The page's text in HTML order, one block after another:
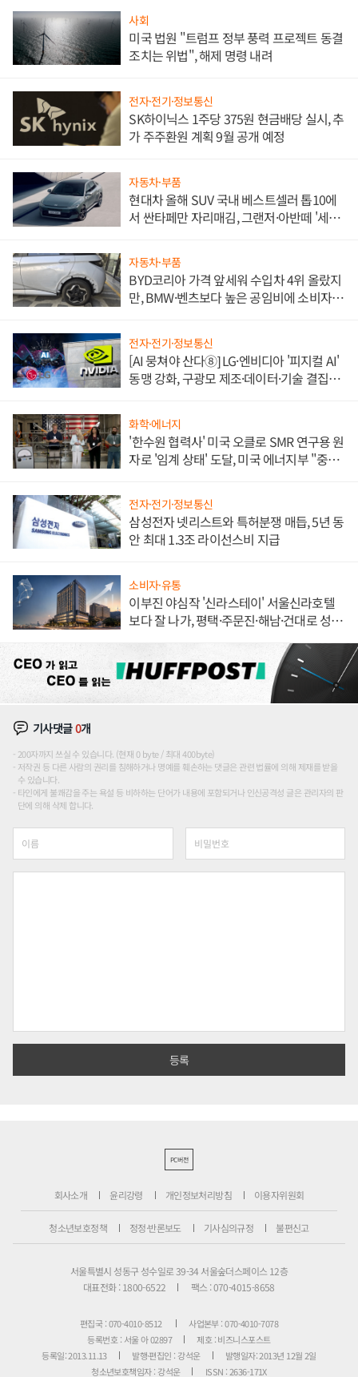
사회
미국 법원 "트럼프 정부 풍력 프로젝트 동결
조치는 위법", 해제 명령 내려
전자·전기·정보통신
SK하이닉스 1주당 375원 현금배당 실시, 추
가 주주환원 계획 9월 공개 예정
자동차·부품
현대차 올해 SUV 국내 베스트셀러 톱10에
서 싼타페만 자리매김, 그랜저·아반떼 '세단
자동차·부품
BYD코리아 가격 앞세워 수입차 4위 올랐지
만, BMW·벤츠보다 높은 공임비에 소비자
전자·전기·정보통신
[AI 뭉쳐야 산다⑧] LG·엔비디아 '피지컬 AI'
동맹 강화, 구광모 제조·데이터·기술 결집
화학·에너지
'한수원 협력사' 미국 오클로 SMR 연구용 원
자로 '임계 상태' 도달, 미국 에너지부 "중요
전자·전기·정보통신
삼성전자 넷리스트와 특허분쟁 매듭, 5년 동
안 최대 1.3조 라이선스비 지급
소비자·유통
이부진 야심작 '신라스테이' 서울신라호텔
보다 잘 나가, 평택·주문진·해남·건대로 성
기사댓글0개
200자까지 쓰실 수 있습니다. (현재 0 byte / 최대 400byte)
저작권 등 다른 사람의 권리를 침해하거나 명예를 훼손하는 댓글은 관련 법률에 의해 제재를 받을
수 있습니다.
타인에게 불쾌감을 주는 욕설 등 비하하는 단어가 내용에 포함되거나 인신공격성 글은 관리자의 판
단에 의해 삭제 합니다.
PC버전
회사소개 윤리강령 개인정보처리방침 이용자위원회
청소년보호정책 정정·반론보도 기사심의규정 불편신고
서울특별시 성동구 성수일로 39-34 서울숲더스페이스 12층
대표전화 : 1800-6522
팩스 : 070-4015-8658
편집국 : 070-4010-8512
사업본부 : 070-4010-7078
등록번호 : 서울 아 02897
제호 : 비즈니스포스트
등록일: 2013.11.13
발행·편집인 : 강석운
발행일자: 2013년 12월 2일
청소년보호책임자 : 강석운
ISSN : 2636-171X